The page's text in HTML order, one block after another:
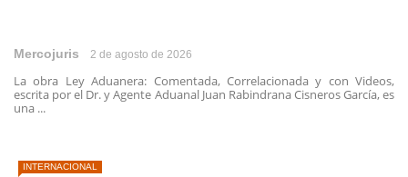
Mercojuris 2 de agosto de 2026
La obra Ley Aduanera: Comentada, Correlacionada y con Videos,
escrita por el Dr. y Agente Aduanal Juan Rabindrana Cisneros García, es
una ...
INTERNACIONAL